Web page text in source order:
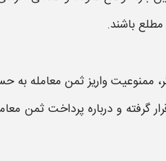
مطلع باشند.
ممنوعیتواریز ثمن معامله به
گرفته و درباره پرداخت ثمن